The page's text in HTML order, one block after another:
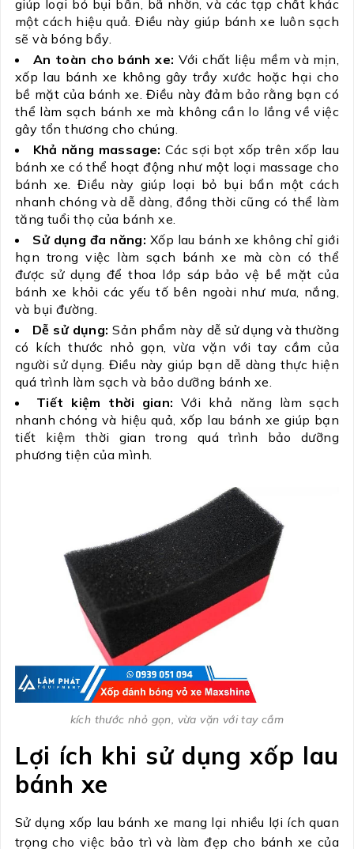
giúp loại bỏ bụi bẩn, bã nhờn, và các tạp chất khác
một cách hiệu quả. Điều này giúp bánh xe luôn sạch
sẽ và bóng bẩy.
An toàn cho bánh xe: Với chất liệu mềm và mịn,
xốp lau bánh xe không gây trầy xước hoặc hại cho
bề mặt của bánh xe. Điều này đảm bảo rằng bạn có
thể làm sạch bánh xe mà không cần lo lắng về việc
gây tổn thương cho chúng.
Khả năng massage: Các sợi bọt xốp trên xốp lau
bánh xe có thể hoạt động như một loại massage cho
bánh xe. Điều này giúp loại bỏ bụi bẩn một cách
nhanh chóng và dễ dàng, đồng thời cũng có thể làm
tăng tuổi thọ của bánh xe.
Sử dụng đa năng: Xốp lau bánh xe không chỉ giới
hạn trong việc làm sạch bánh xe mà còn có thể
được sử dụng để thoa lớp sáp bảo vệ bề mặt của
bánh xe khỏi các yếu tố bên ngoài như mưa, nắng,
và bụi đường.
Dễ sử dụng: Sản phẩm này dễ sử dụng và thường
có kích thước nhỏ gọn, vừa vặn với tay cầm của
người sử dụng. Điều này giúp bạn dễ dàng thực hiện
quá trình làm sạch và bảo dưỡng bánh xe.
Tiết kiệm thời gian: Với khả năng làm sạch
nhanh chóng và hiệu quả, xốp lau bánh xe giúp bạn
tiết kiệm thời gian trong quá trình bảo dưỡng
phương tiện của mình.
kích thước nhỏ gọn, vừa vặn với tay cầm
Lợi ích khi sử dụng xốp lau
bánh xe
Sử dụng xốp lau bánh xe mang lại nhiều lợi ích quan
trọng cho việc bảo trì và làm đẹp cho bánh xe của